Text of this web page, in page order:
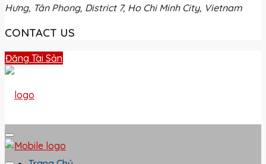
Hưng, Tân Phong, District 7, Ho Chi Minh City, Vietnam
CONTACT US
Đăng Tài Sản